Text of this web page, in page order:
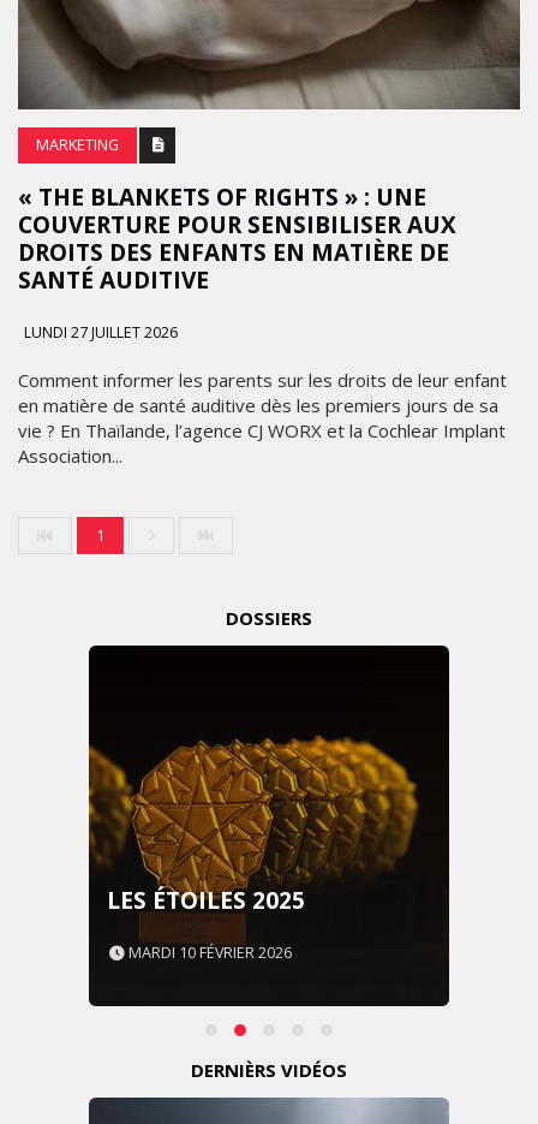
MARKETING
« THE BLANKETS OF RIGHTS » : UNE
COUVERTURE POUR SENSIBILISER AUX
DROITS DES ENFANTS EN MATIÈRE DE
SANTÉ AUDITIVE
LUNDI 27 JUILLET 2026
Comment informer les parents sur les droits de leur enfant
en matière de santé auditive dès les premiers jours de sa
vie ? En Thaïlande, l’agence CJ WORX et la Cochlear Implant
Association...
1
DOSSIERS
LES ÉTOILES 2025
MARDI 10 FÉVRIER 2026
DERNIÈRS VIDÉOS